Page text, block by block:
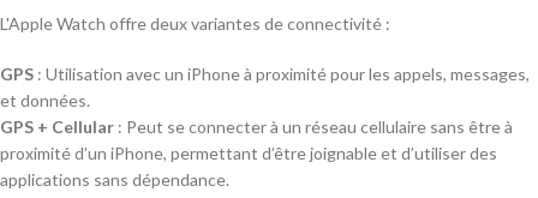
L'Apple Watch offre deux variantes de connectivité :
GPS : Utilisation avec un iPhone à proximité pour les appels, messages,
et données.
GPS + Cellular : Peut se connecter à un réseau cellulaire sans être à
proximité d’un iPhone, permettant d’être joignable et d’utiliser des
applications sans dépendance.